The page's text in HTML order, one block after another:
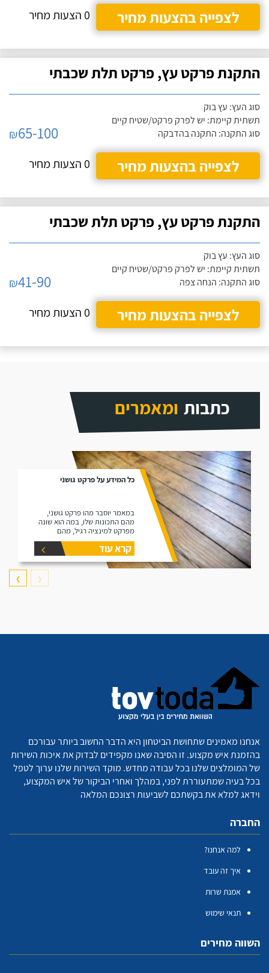
לצפייה בהצעות מחיר
0 הצעות מחיר
התקנת פרקט עץ, פרקט תלת שכבתי
סוג העץ: עץ בוק
תשתית קיימת: יש לפרק פרקט/שטיח קיים
סוג התקנה: התקנה בהדבקה
₪65-100
לצפייה בהצעות מחיר
0 הצעות מחיר
התקנת פרקט עץ, פרקט תלת שכבתי
סוג העץ: עץ בוק
תשתית קיימת: יש לפרק פרקט/שטיח קיים
סוג התקנה: הנחה צפה
₪41-90
לצפייה בהצעות מחיר
0 הצעות מחיר
כתבות ומאמרים
כל המידע על פרקט גושני
במאמר יוסבר מהו פרקט גושני,
מהם התכונות שלו, במה הוא שונה
מפרקט למינציה רגיל, מהם
היתרונות שלו ומהם החסרונות שלו.
קרא עוד
❮
❯
אנחנו מאמינים שתחושת הביטחון היא הדבר החשוב ביותר עבורכם
בהזמנת איש מקצוע. זו הסיבה שאנו מקפידים לבדוק את איכות השירות
של המומלצים שלנו בכל עבודה מחדש. מוקד השירות שלנו ערוך לטפל
בכל בעיה שמתעוררת לפני, במהלך ואחרי הביקור של איש המקצוע,
וידאג למלא את בקשתכם לשביעות רצונכם המלאה
החברה
למה אנחנו?
איך זה עובד
אמנת שרות
תנאי שימוש
השווה מחירים